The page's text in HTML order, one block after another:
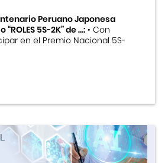
Peruano Japonesa
5S-2K” de ...:• Con
en el Premio Nacional 5S-